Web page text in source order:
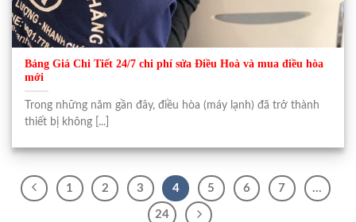
Bảng Giá Chi Tiết 24/7 chi phí sửa Điều Hoà và mua điều hòa
mới
Trong những năm gần đây, điều hòa (máy lạnh) đã trở thành
thiết bị không [...]
1 2 3 4 5 6 7 …
24